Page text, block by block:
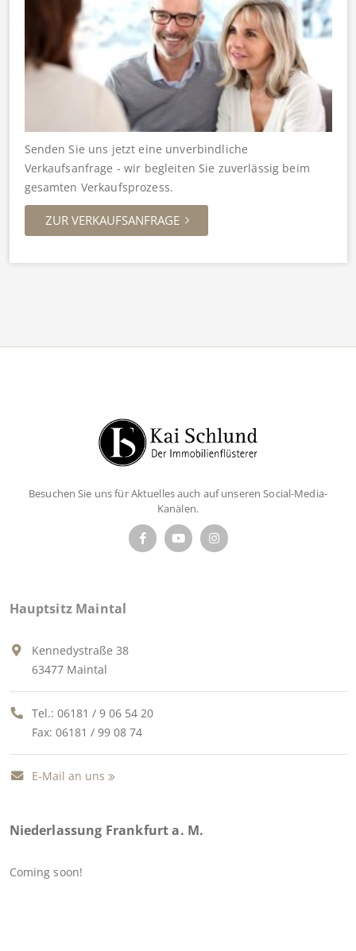
Senden Sie uns jetzt eine unverbindliche
Verkaufsanfrage - wir begleiten Sie zuverlässig beim
gesamten Verkaufsprozess.
ZUR VERKAUFSANFRAGE
Besuchen Sie uns für Aktuelles auch auf unseren Social-Media-
Kanälen.
Hauptsitz Maintal
Kennedystraße 38
63477 Maintal
Tel.: 06181 / 9 06 54 20
Fax: 06181 / 99 08 74
E-Mail an uns
Niederlassung Frankfurt a. M.
Coming soon!